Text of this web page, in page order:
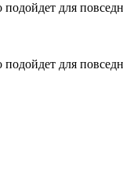
для
для